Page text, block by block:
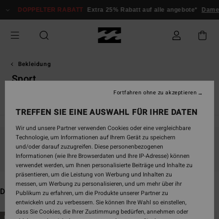
zur
Auswahl
springen
RABATT Extra 25% Rabatt auf alle angebote* Damen
Bekleidung
Sport
Bleib dabei, die Produkte sind bald wieder da
Das könnte dir auch gefallen
Direkt
Überspringen
BRANDNEU BRANDNEU
TREFFEN SIE EINE AUSWAHL FÜR IHRE DATEN
Wir und unsere Partner verwenden Cookies oder eine vergleichbare
Technologie, um Informationen auf Ihrem Gerät zu speichern
und/oder darauf zuzugreifen. Diese personenbezogenen
Informationen (wie Ihre Browserdaten und Ihre IP-Adresse) können
verwendet werden, um Ihnen personalisierte Beiträge und Inhalte zu
präsentieren, um die Leistung von Werbung und Inhalten zu
messen, um Werbung zu personalisieren, und um mehr über ihr
Publikum zu erfahren, um die Produkte unserer Partner zu
entwickeln und zu verbessern. Sie können Ihre Wahl so einstellen,
dass Sie Cookies, die Ihrer Zustimmung bedürfen, annehmen oder
Fortfahren ohne zu akzeptieren